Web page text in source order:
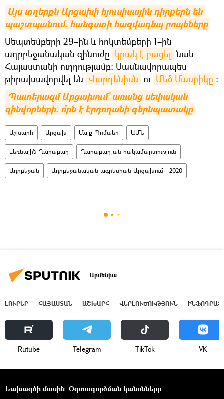
Այս տղերքն Արցախի հյուսիսային դիրքերն են
պաշտպանում. հանգստի հազվադեպ րոպեները
Սեպտեմբերի 29–ին և հոկտեմբերի 1–ին
ադրբեջանական զինուժը կրակ է բացել նաև
Հայաստանի ուղղությամբ։ Մասնավորապես
թիրախավորվել են Վարդենիսն ու Մեծ Մասրիկը ։
Պատերազմ Արցախում` առանց սեփական
զինվորների. ո՞րն է Էրդողանի գերնպատակը
Աշխարհ Արցախ Մայք Պոմպեո ԱՄՆ
Լեռնային Ղարաբաղ Ղարաբաղյան հակամարտություն
Ադրբեջան Ադրբեջանական ագրեսիան Արցախում - 2020
Արմենիա
ԼՈՒՐԵՐ ՀԱՅԱՍՏԱՆ ԱՇԽԱՐՀ ՎԵՐԼՈՒԾՈՒԹՅՈՒՆ
Rutube Telegram ТikТоk VK
Նախագծի մասին Օգտագործման կանոնները